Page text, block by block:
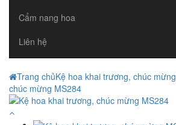
Cẩm nang hoa
Liên hệ
Trang chủKệ hoa khai trương, chúc mừng
chúc mừng MS284